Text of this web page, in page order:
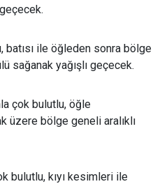
batısı ile öğleden sonra bölge
sağanak yağışlı geçecek.
çok bulutlu, öğle
üzere bölge geneli aralıklı
bulutlu, kıyı kesimleri ile